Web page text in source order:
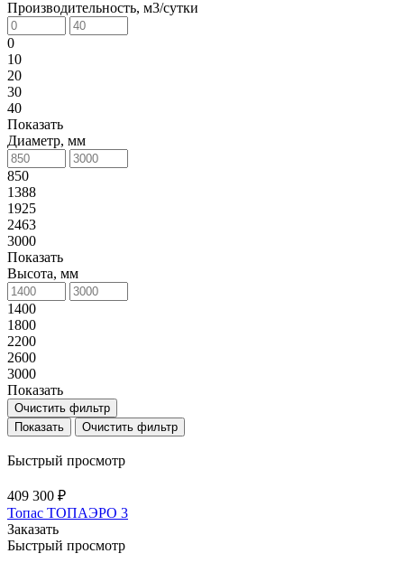
Производительность, м3/сутки
0
10
20
30
40
Показать
Диаметр, мм
850
1388
1925
2463
3000
Показать
Высота, мм
1400
1800
2200
2600
3000
Показать
Очистить фильтр
Очистить фильтр
Быстрый просмотр
409 300 ₽
Топас ТОПАЭРО 3
Заказать
Быстрый просмотр